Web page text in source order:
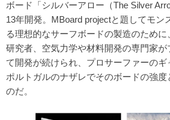
ボード「シルバーアロー（The Silver
13年開発。MBoard projectと題してモン
る理想的なサーフボードの製造のために
研究者、空気力学や材料開発の専門家が
て開発が続けられ、プロサーファーのギ
ポルトガルのナザレでそのボードの強度
のだ。